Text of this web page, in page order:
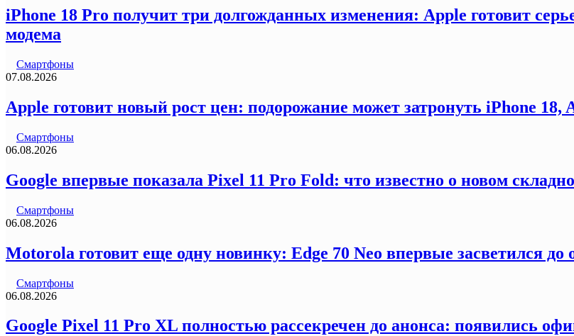
iPhone 18 Pro получит три долгожданных изменения: Apple готовит
модема
Смартфоны
07.08.2026
Apple готовит новый рост цен: подорожание может затронуть iPhone 18,
Смартфоны
06.08.2026
Google впервые показала Pixel 11 Pro Fold: что известно о новом
Смартфоны
06.08.2026
Motorola готовит еще одну новинку: Edge 70 Neo впервые засветился до
Смартфоны
06.08.2026
Google Pixel 11 Pro XL полностью рассекречен до анонса: появились